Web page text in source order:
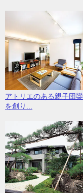
アトリエのある親子団欒
を創り...